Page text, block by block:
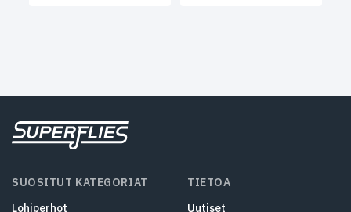
SUOSITUT KATEGORIAT
Lohiperhot
TIETOA
Uutiset